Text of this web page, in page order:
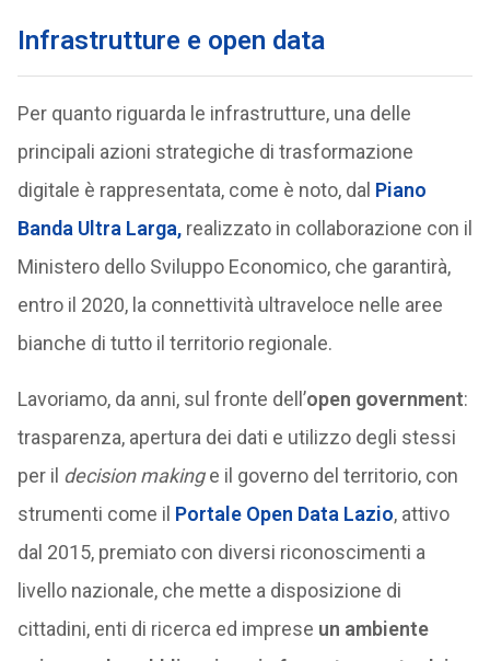
Infrastrutture e open data
Per quanto riguarda le infrastrutture, una delle
principali azioni strategiche di trasformazione
digitale è rappresentata, come è noto, dal Piano
Banda Ultra Larga,realizzato in collaborazione con il
Ministero dello Sviluppo Economico, che garantirà,
entro il 2020, la connettività ultraveloce nelle aree
bianche di tutto il territorio regionale.
Lavoriamo, da anni, sul fronte dell’open government:
trasparenza, apertura dei dati e utilizzo degli stessi
per il decision makinge il governo del territorio, con
strumenti come il Portale Open Data Lazio, attivo
dal 2015, premiato con diversi riconoscimenti a
livello nazionale, che mette a disposizione di
cittadini, enti di ricerca ed imprese un ambiente